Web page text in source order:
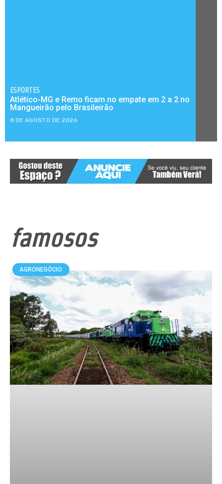
ESPORTES
Atlético-MG e Remo ficam no empate em 2 a 2 no
Mangueirão pelo Brasileirão
8 DE AGOSTO DE 2026
famosos
AGRONEGÓCIO